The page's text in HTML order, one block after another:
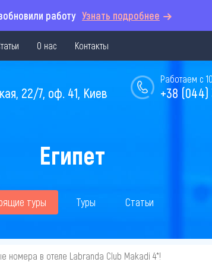
работу Узнать подробнее
О нас Контакты
Работаем с
+38 (044)
22/7, оф. 41, Киев
Египет
туры Туры Статьи
номера в отеле Labranda Club Makadi 4*!